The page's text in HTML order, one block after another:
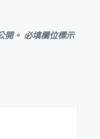
開。 必填欄位標示